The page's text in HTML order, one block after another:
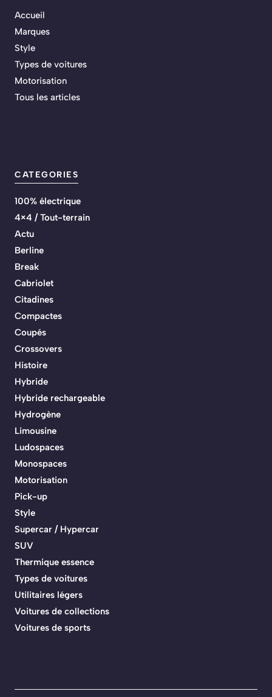
Accueil
Marques
Style
Types de voitures
Motorisation
Tous les articles
CATEGORIES
100% électrique
4×4 / Tout-terrain
Actu
Berline
Break
Cabriolet
Citadines
Compactes
Coupés
Crossovers
Histoire
Hybride
Hybride rechargeable
Hydrogène
Limousine
Ludospaces
Monospaces
Motorisation
Pick-up
Style
Supercar / Hypercar
SUV
Thermique essence
Types de voitures
Utilitaires légers
Voitures de collections
Voitures de sports